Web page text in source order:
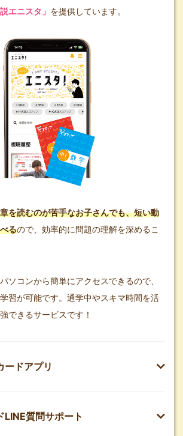
エニスタ」 を提供しています。
を読むのが苦手なお子さんでも、短い動
るので、効率的に問題の理解を深めるこ
ソコンから簡単にアクセスできるので、
習が可能です。通学中やスキマ時間を活
できるサービスです！
ードアプリ
LINE質問サポート